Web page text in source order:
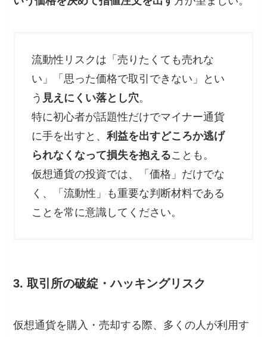
流動性リスクは「売りたくても売れな
い」「思った価格で取引できない」とい
う 見えにくい落とし穴。
特に初心者が話題性だけでマイナー通貨
に手を出すと、利益を出すどころか逃げ
られなくなって損失を抱えることも。
仮想通貨の投資では、「価格」だけでな
く、「流動性」も重要な判断材料である
ことを常に意識してください。
3. 取引所の破綻・ハッキングリスク
仮想通貨を購入・売却する際、多くの人が利用す